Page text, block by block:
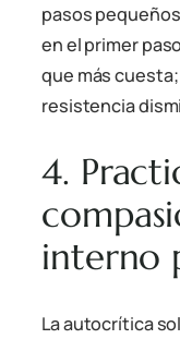
pasos
en el primer
que más
resistencia
4.
interno
La autocrítica